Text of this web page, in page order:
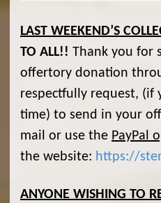
LAST WEEKEND’S
TO ALL!! Thank you for
offertory donation
respectfully request, (if
time) to send in your
mail or use the PayPal
the website: https://
ANYONE WISHING TO